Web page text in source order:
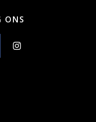
ONS